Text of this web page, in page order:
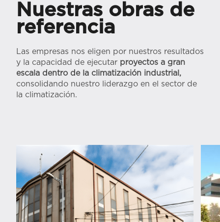
Nuestras obras de
referencia
Las empresas nos eligen por nuestros resultados
y la capacidad de ejecutar proyectos a gran
escala dentro de la climatización industrial,
consolidando nuestro liderazgo en el sector de
la climatización.